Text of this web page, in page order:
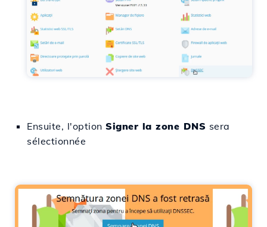
Ensuite, l'option Signer la zone DNS sera
sélectionnée